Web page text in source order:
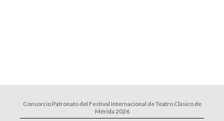
Consorcio Patronato del Festival Internacional de Teatro Clásico de
Mérida 2026